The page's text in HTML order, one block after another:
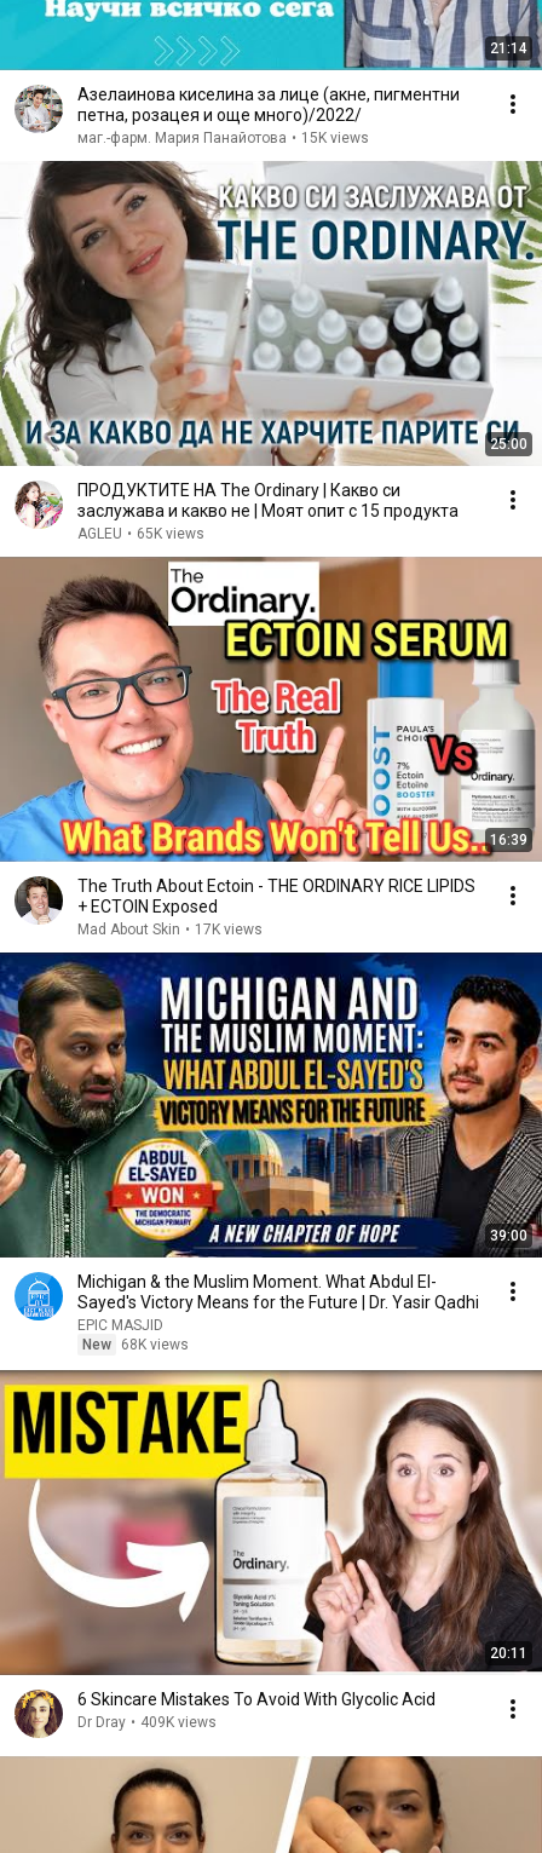
21:14
Азелаинова киселина за лице (акне, пигментни
петна, розацея и още много)/2022/
маг.-фарм. Мария Панайотова • 15K views
25:00
ПРОДУКТИТЕ НА The Ordinary | Какво си
заслужава и какво не | Моят опит с 15 продукта
AGLEU • 65K views
16:39
The Truth About Ectoin - THE ORDINARY RICE LIPIDS
+ ECTOIN Exposed
Mad About Skin • 17K views
39:00
Michigan & the Muslim Moment. What Abdul El-
Sayed's Victory Means for the Future | Dr. Yasir Qadhi
EPIC MASJID
New
68K views
20:11
6 Skincare Mistakes To Avoid With Glycolic Acid
Dr Dray • 409K views